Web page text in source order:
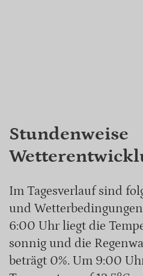
Stundenweise
Im Tagesverlauf sind
und
6:00 Uhr liegt die
sonnig und die
beträgt 0%. Um 9:00